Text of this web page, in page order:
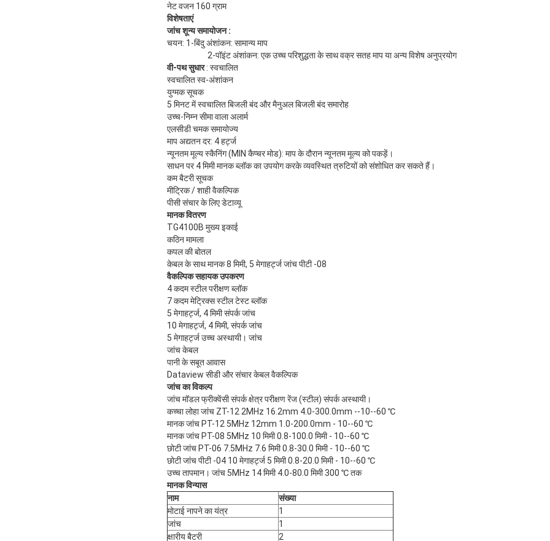
नेट वजन 160 ग्राम
विशेषताएं
जांच शून्य समायोजन :
चयन: 1-बिंदु अंशांकन: सामान्य माप
2-पॉइंट अंशांकन: एक उच्च परिशुद्धता के साथ वक्र सतह माप या अन्य विशेष अनुप्रयोग
वी-पथ सुधार: स्वचालित
स्वचालित स्व-अंशांकन
युग्मक सूचक
5 मिनट में स्वचालित बिजली बंद और मैनुअल बिजली बंद समारोह
उच्च-निम्न सीमा वाला अलार्म
एलसीडी चमक समायोज्य
माप अद्यतन दर: 4 हर्ट्ज
न्यूनतम मूल्य स्कैनिंग (MIN कैप्चर मोड): माप के दौरान न्यूनतम मूल्य को पकड़ें।
साधन पर 4 मिमी मानक ब्लॉक का उपयोग करके व्यवस्थित त्रुटियों को संशोधित कर सकते हैं।
कम बैटरी सूचक
मीट्रिक / शाही वैकल्पिक
पीसी संचार के लिए डेटाव्यू
मानक वितरण
TG4100B मुख्य इकाई
कठिन मामला
कपल की बोतल
केबल के साथ मानक 8 मिमी, 5 मेगाहर्ट्ज जांच पीटी -08
वैकल्पिक सहायक उपकरण
4 कदम स्टील परीक्षण ब्लॉक
7 कदम मेट्रिक्स स्टील टेस्ट ब्लॉक
5 मेगाहर्ट्ज, 4 मिमी संपर्क जांच
10 मेगाहर्ट्ज, 4 मिमी, संपर्क जांच
5 मेगाहर्ट्ज उच्च अस्थायी। जांच
जांच केबल
पानी के सबूत आवास
Dataview सीडी और संचार केबल वैकल्पिक
जांच का विकल्प
जांच मॉडल फ्रीक्वेंसी संपर्क क्षेत्र परीक्षण रेंज (स्टील) संपर्क अस्थायी।
कच्चा लोहा जांच ZT-12 2MHz 16.2mm 4.0-300.0mm --10--60 ℃
मानक जांच PT-12 5MHz 12mm 1.0-200.0mm - 10--60 ℃
मानक जांच PT-08 5MHz 10 मिमी 0.8-100.0 मिमी - 10--60 ℃
छोटी जांच PT-06 7.5MHz 7.6 मिमी 0.8-30.0 मिमी - 10--60 ℃
छोटी जांच पीटी -04 10 मेगाहर्ट्ज 5 मिमी 0.8-20.0 मिमी - 10--60 ℃
उच्च तापमान। जांच 5MHz 14 मिमी 4.0-80.0 मिमी 300 ℃ तक
मानक विन्यास
नाम
संख्या
मोटाई नापने का यंत्र
1
जांच
1
क्षारीय बैटरी
2